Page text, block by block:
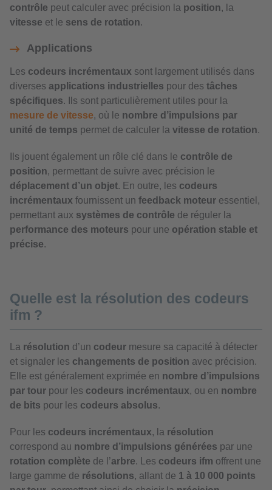
contrôle peut calculer avec précision la position, la
vitesse et le sens de rotation.
Applications
Les codeurs incrémentaux sont largement utilisés dans
diverses applications industrielles pour des tâches
spécifiques. Ils sont particulièrement utiles pour la
mesure de vitesse, où le nombre d’impulsions par
unité de temps permet de calculer la vitesse de rotation.
Ils jouent également un rôle clé dans le contrôle de
position, permettant de suivre avec précision le
déplacement d’un objet. En outre, les codeurs
incrémentaux fournissent un feedback moteur essentiel,
permettant aux systèmes de contrôle de réguler la
performance des moteurs pour une opération stable et
précise.
Quelle est la résolution des codeurs
ifm ?
La résolution d’un codeur mesure sa capacité à détecter
et signaler les changements de position avec précision.
Elle est généralement exprimée en nombre d’impulsions
par tour pour les codeurs incrémentaux, ou en nombre
de bits pour les codeurs absolus.
Pour les codeurs incrémentaux, la résolution
correspond au nombre d’impulsions générées par une
rotation complète de l’arbre. Les codeurs ifm offrent une
large gamme de résolutions, allant de 1 à 10 000 points